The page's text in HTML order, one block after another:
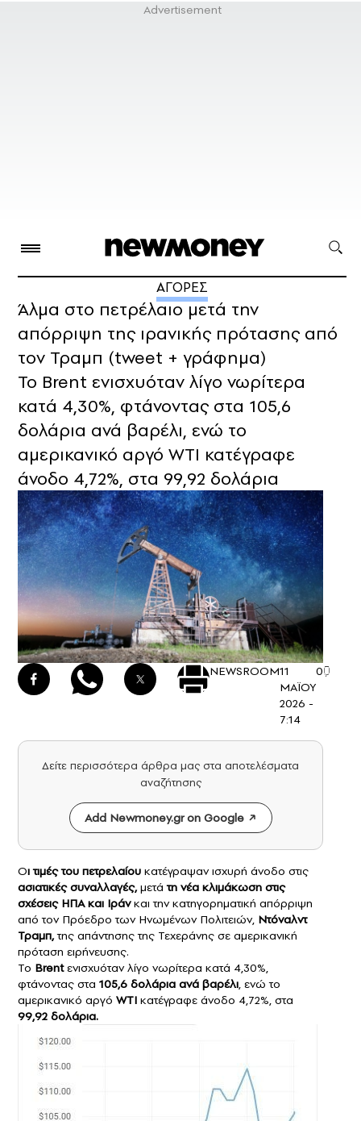
ΑΓΟΡΕΣ
Άλμα στο πετρέλαιο μετά την
απόρριψη της ιρανικής πρότασης από
τον Τραμπ (tweet + γράφημα)
Το Brent ενισχυόταν λίγο νωρίτερα
κατά 4,30%, φτάνοντας στα 105,6
δολάρια ανά βαρέλι, ενώ το
αμερικανικό αργό WTI κατέγραφε
άνοδο 4,72%, στα 99,92 δολάρια
NEWSROOM11
ΜΑΪΟΥ
2026 -
7:14
0
Δείτε περισσότερα άρθρα μας στα αποτελέσματα
αναζήτησης
Add Newmoney.gr on Google
Οιτιμές του πετρελαίου κατέγραψαν ισχυρή άνοδο στις
ασιατικές συναλλαγές,μετά τη νέα κλιμάκωση στις
σχέσεις ΗΠΑ και Ιράνκαι την κατηγορηματική απόρριψη
από τον Πρόεδρο των Ηνωμένων Πολιτειών, Ντόναλντ
Τραμπ,της απάντησης της Τεχεράνης σε αμερικανική
πρόταση ειρήνευσης.
Το Brentενισχυόταν λίγο νωρίτερα κατά 4,30%,
φτάνοντας στα 105,6 δολάρια ανά βαρέλι, ενώ το
αμερικανικό αργό WTI κατέγραφε άνοδο 4,72%, στα
99,92 δολάρια.